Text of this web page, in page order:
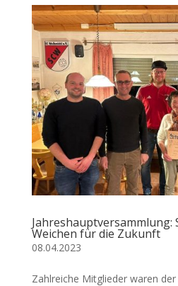
Jahreshauptversammlung:
Weichen für die Zukunft
08.04.2023
Zahlreiche Mitglieder waren